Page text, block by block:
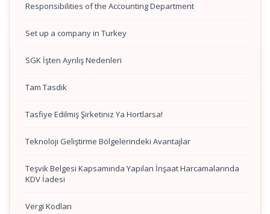
Responsibilities of the Accounting Department
Set up a company in Turkey
SGK İşten Ayrılış Nedenleri
Tam Tasdik
Tasfiye Edilmiş Şirketiniz Ya Hortlarsa!
Teknoloji Geliştirme Bölgelerindeki Avantajlar
Teşvik Belgesi Kapsamında Yapılan İnşaat Harcamalarında
KDV İadesi
Vergi Kodları